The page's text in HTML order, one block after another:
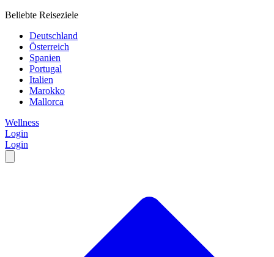
Beliebte Reiseziele
Deutschland
Österreich
Spanien
Portugal
Italien
Marokko
Mallorca
Wellness
Login
Login